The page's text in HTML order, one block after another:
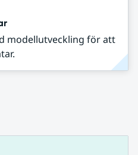
modellutveckling för att